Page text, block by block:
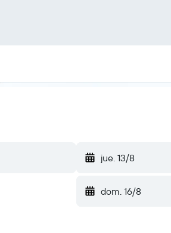
jue. 13/8
dom. 16/8